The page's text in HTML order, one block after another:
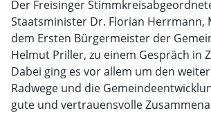
Der Freisinger
Staatsminister Dr. Florian Herrmann,
dem Ersten Bürgermeister der
Helmut Priller, zu einem Gespräch in
Dabei ging es vor allem um den
Radwege und die
gute und vertrauensvolle